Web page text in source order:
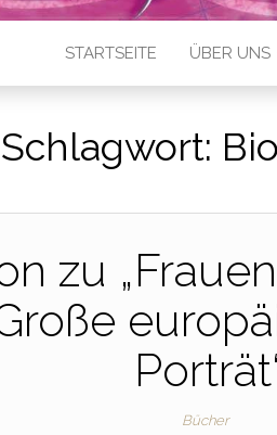
STARTSEITE ÜBER UNS
Schlagwort:
zu
Bücher